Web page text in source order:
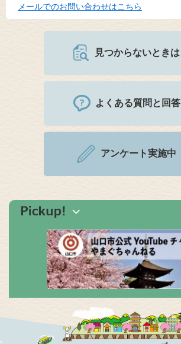
メールでのお問い合わせはこちら
見つからないときは
よくある質問と回答
アンケート実施中